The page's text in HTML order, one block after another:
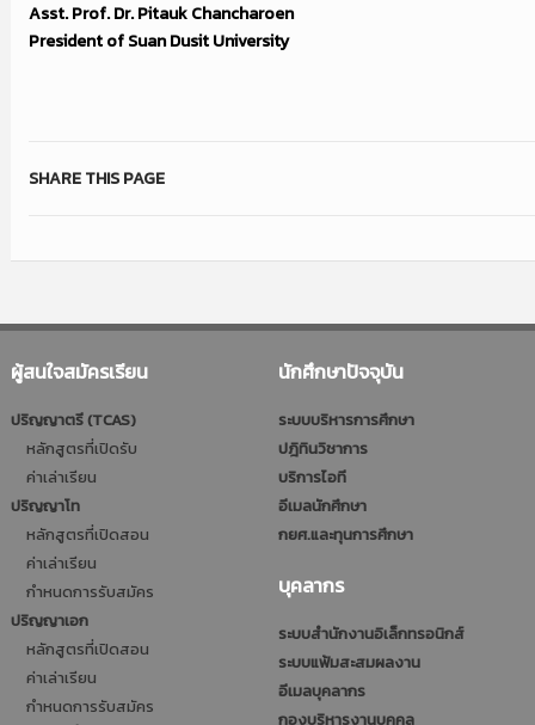
Asst. Prof. Dr. Pitauk Chancharoen
President of Suan Dusit University
SHARE THIS PAGE
ผู้สนใจสมัครเรียน
ปริญญาตรี (TCAS)
หลักสูตรที่เปิดรับ
ค่าเล่าเรียน
ปริญญาโท
หลักสูตรที่เปิดสอน
ค่าเล่าเรียน
กำหนดการรับสมัคร
ปริญญาเอก
หลักสูตรที่เปิดสอน
ค่าเล่าเรียน
กำหนดการรับสมัคร
นักศึกษาปัจจุบัน
ระบบบริหารการศึกษา
ปฎิทินวิชาการ
บริการไอที
อีเมลนักศึกษา
กยศ.และทุนการศึกษา
บุคลากร
ระบบสำนักงานอิเล็กทรอนิกส์
ระบบแฟ้มสะสมผลงาน
อีเมลบุคลากร
กองบริหารงานบุคคล